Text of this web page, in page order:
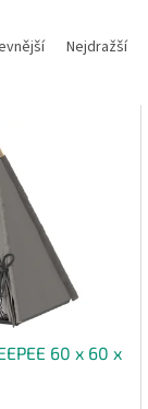
Nejdražší
60 x 60 x